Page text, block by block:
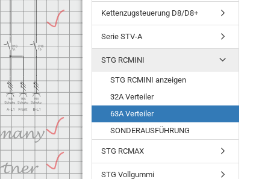
Kettenzugsteuerung D8/D8+
Serie STV-A
STG RCMINI
STG RCMINI anzeigen
32A Verteiler
63A Verteiler
SONDERAUSFÜHRUNG
STG RCMAX
STG Vollgummi